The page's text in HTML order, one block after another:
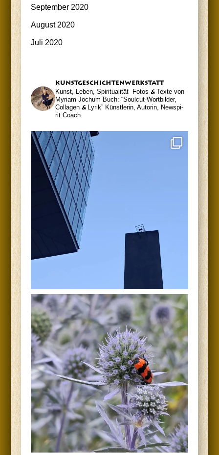
September 2020
August 2020
Juli 2020
kunst­ge­schich­ten­werk­statt
Kunst, Leben, Spiritualität Fotos &Tex­te von
Myri­am Jochum Buch: “Soul­cut-Wort­bil­der,
Col­la­gen &Lyrik”Künst­le­rin, Autorin, News­pi­
rit Coach